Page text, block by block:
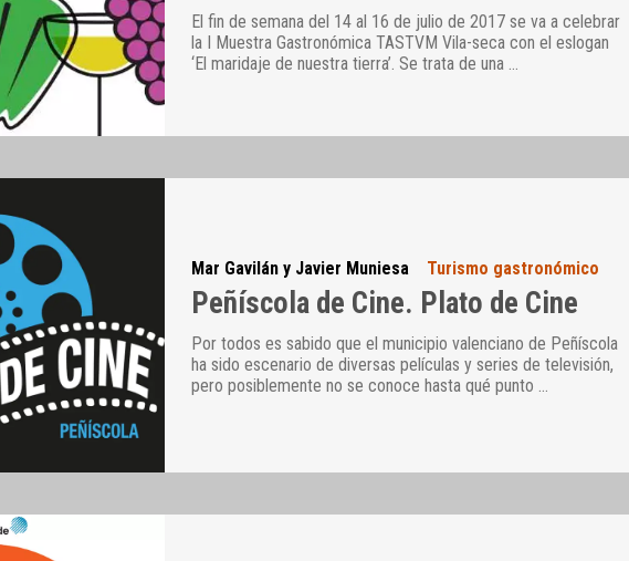
El fin de semana del 14 al 16 de julio de 2017 se va a celebrar
la I Muestra Gastronómica TASTVM Vila-seca con el eslogan
‘El maridaje de nuestra tierra’. Se trata de una …
Mar Gavilán y Javier Muniesa Turismo gastronómico
Peñíscola de Cine. Plato de Cine
Por todos es sabido que el municipio valenciano de Peñíscola
ha sido escenario de diversas películas y series de televisión,
pero posiblemente no se conoce hasta qué punto …